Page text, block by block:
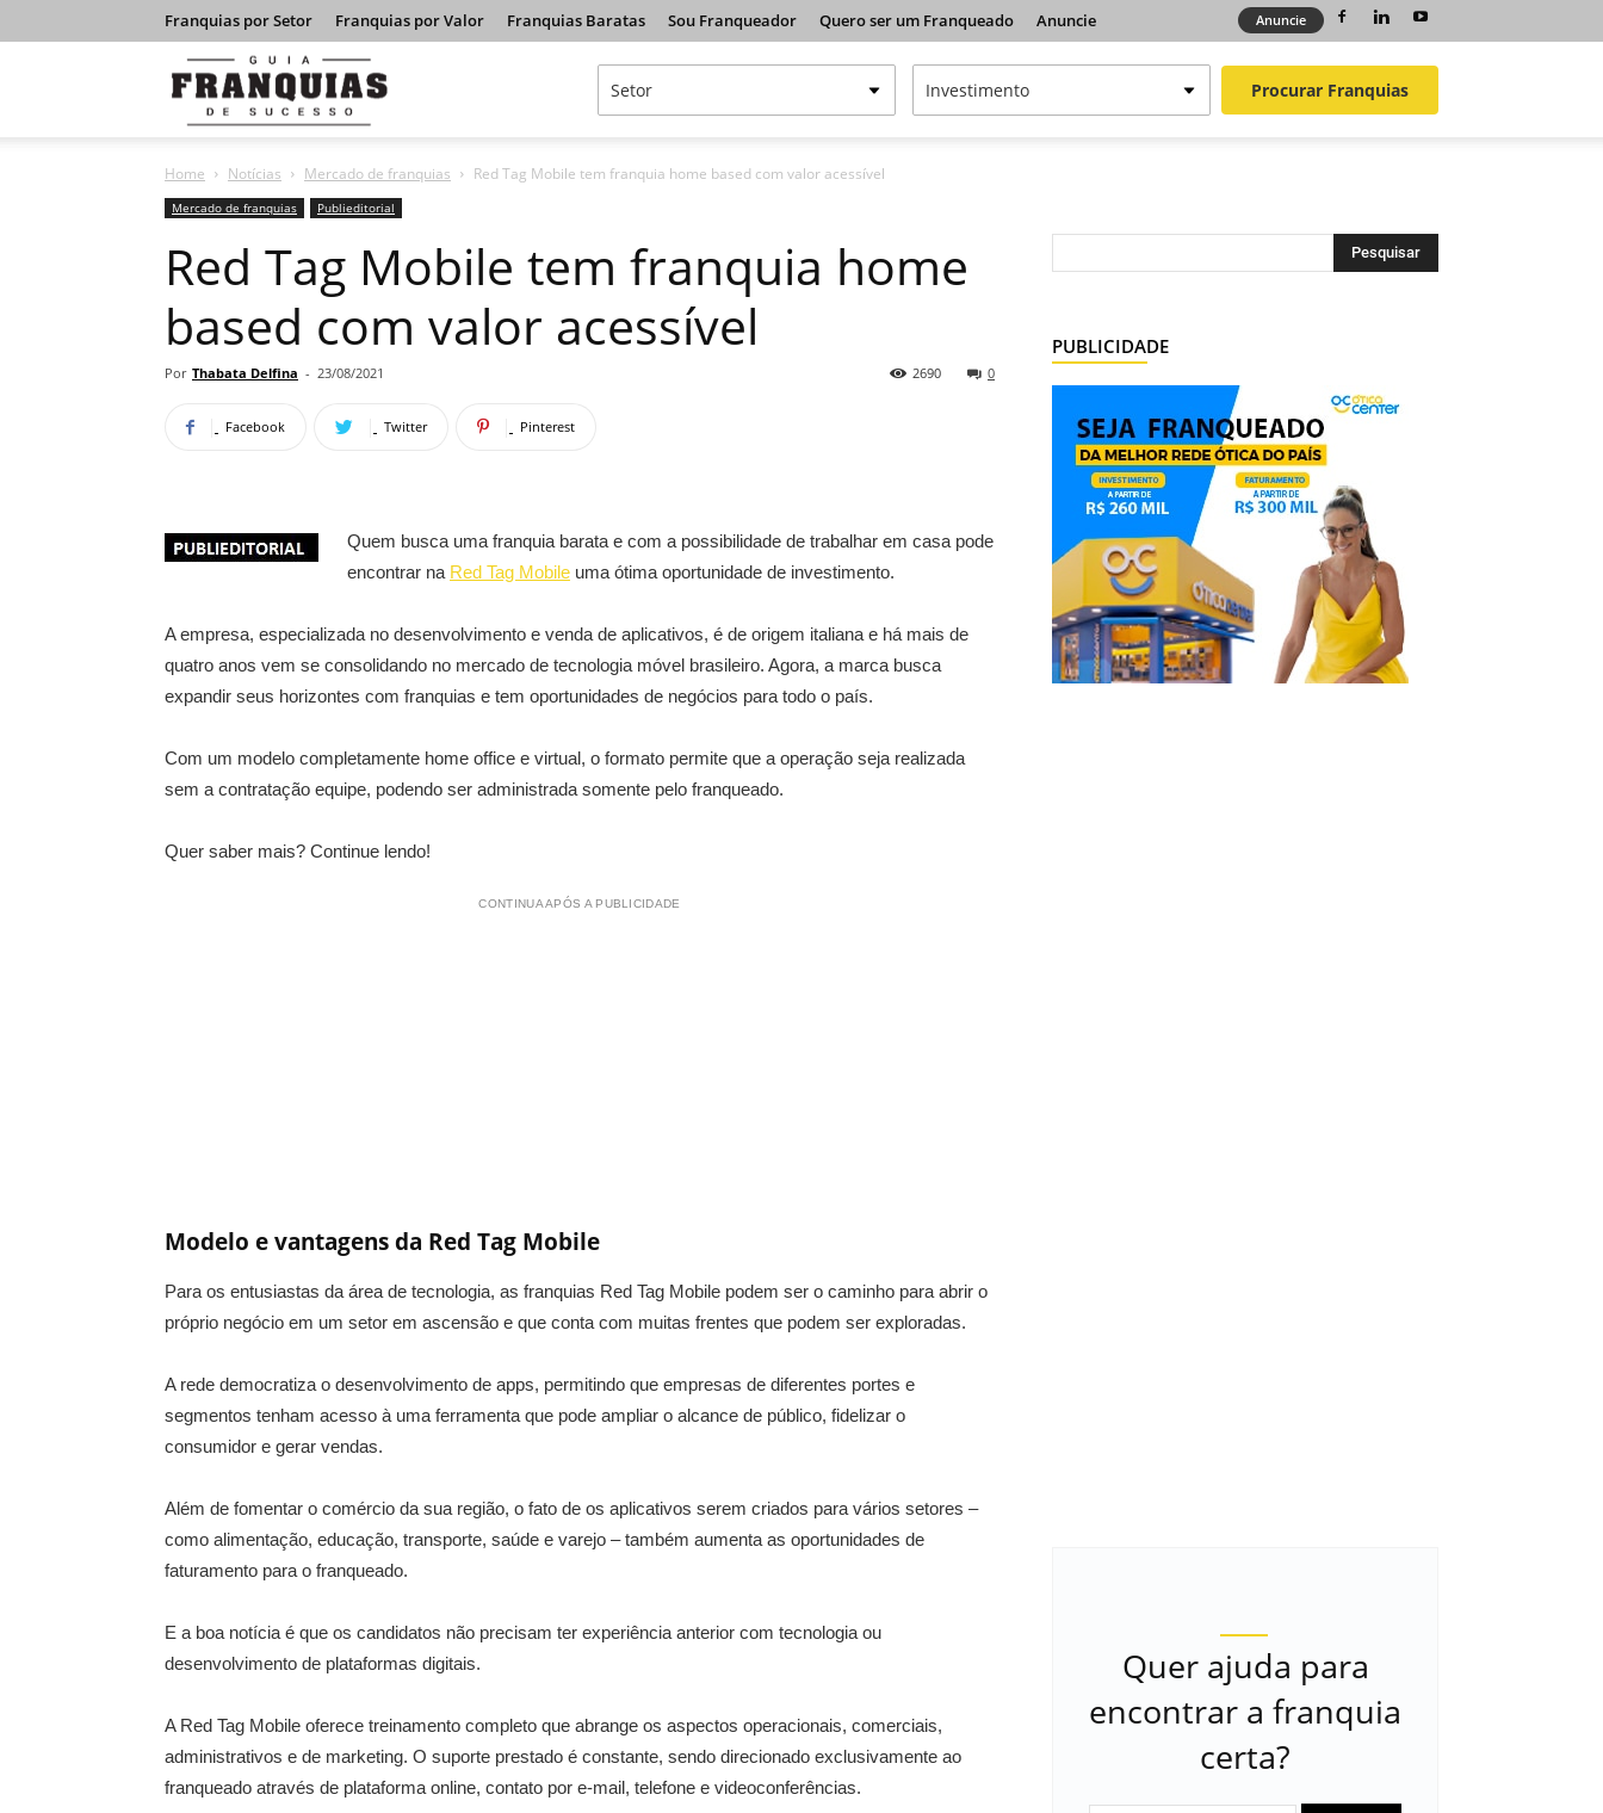
Franquias por Setor Franquias por Valor Franquias Baratas Sou Franqueador Quero ser um Franqueado Anuncie Anuncie
Franquias
de
Procurar Franquias
Home Notícias Mercado de franquias Red Tag Mobile tem franquia home based com valor acessível
Mercado de franquias Publieditorial
Red Tag Mobile tem franquia home
based com valor acessível
Por Thabata Delfina - 23/08/2021 0
2690
Facebook Twitter Pinterest
Quem busca uma franquia barata e com a possibilidade de trabalhar em casa pode
encontrar na Red Tag Mobile uma ótima oportunidade de investimento.
A empresa, especializada no desenvolvimento e venda de aplicativos, é de origem italiana e há mais de
quatro anos vem se consolidando no mercado de tecnologia móvel brasileiro. Agora, a marca busca
expandir seus horizontes com franquias e tem oportunidades de negócios para todo o país.
Com um modelo completamente home office e virtual, o formato permite que a operação seja realizada
sem a contratação equipe, podendo ser administrada somente pelo franqueado.
Quer saber mais? Continue lendo!
CONTINUA APÓS A PUBLICIDADE
Modelo e vantagens da Red Tag Mobile
Para os entusiastas da área de tecnologia, as franquias Red Tag Mobile podem ser o caminho para abrir o
próprio negócio em um setor em ascensão e que conta com muitas frentes que podem ser exploradas.
A rede democratiza o desenvolvimento de apps, permitindo que empresas de diferentes portes e
segmentos tenham acesso à uma ferramenta que pode ampliar o alcance de público, fidelizar o
consumidor e gerar vendas.
Além de fomentar o comércio da sua região, o fato de os aplicativos serem criados para vários setores –
como alimentação, educação, transporte, saúde e varejo – também aumenta as oportunidades de
faturamento para o franqueado.
E a boa notícia é que os candidatos não precisam ter experiência anterior com tecnologia ou
desenvolvimento de plataformas digitais.
A Red Tag Mobile oferece treinamento completo que abrange os aspectos operacionais, comerciais,
administrativos e de marketing. O suporte prestado é constante, sendo direcionado exclusivamente ao
franqueado através de plataforma online, contato por e-mail, telefone e videoconferências.
PUBLICIDADE
Quer ajuda para
encontrar a franquia
certa?